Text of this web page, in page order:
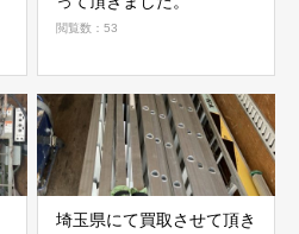
閲覧数：53
埼玉県にて買取させて頂き